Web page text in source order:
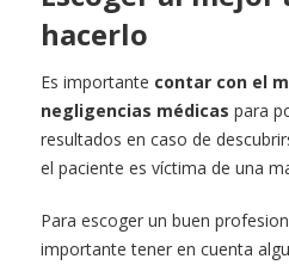
hacerlo
Es importante contar con el
negligencias médicas para
resultados en caso de
el paciente es víctima de una
Para escoger un buen
importante tener en cuenta